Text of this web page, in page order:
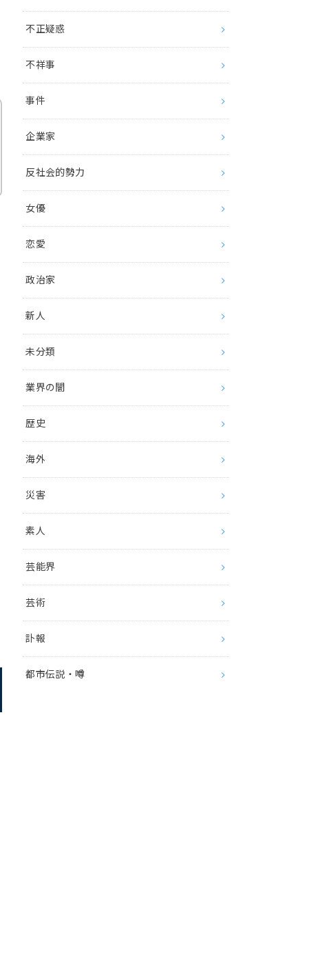
不正疑惑
不祥事
事件
企業家
反社会的勢力
女優
恋愛
政治家
新人
未分類
業界の闇
歴史
海外
災害
素人
芸能界
芸術
訃報
都市伝説・噂